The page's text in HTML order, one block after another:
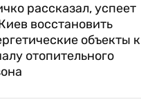
рассказал, успеет
восстановить
объекты к
отопительного